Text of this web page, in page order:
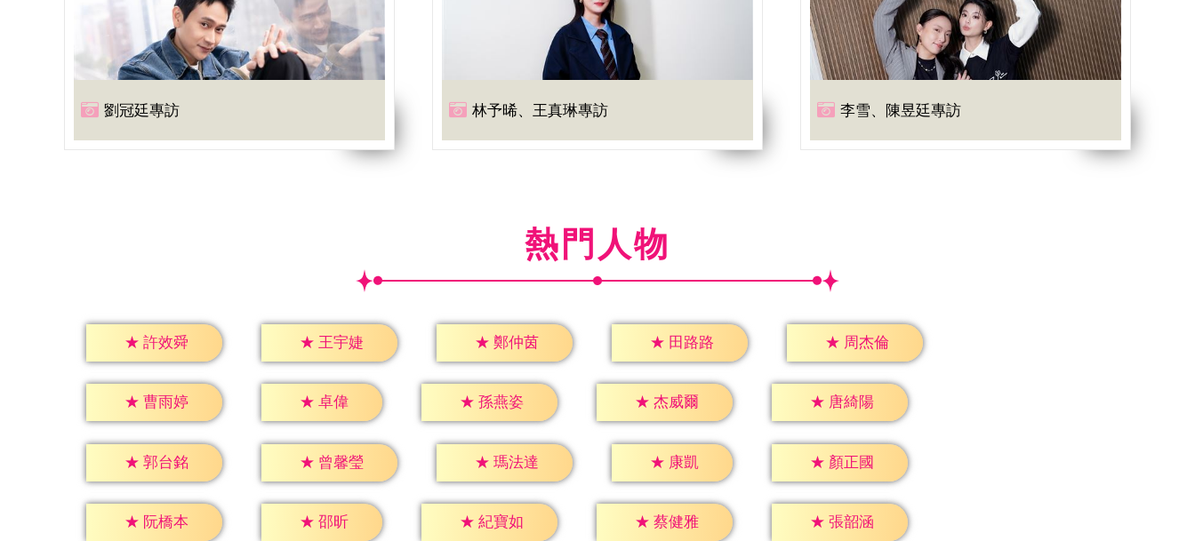
劉冠廷專訪 林予晞、王真琳專訪 李雪、陳昱廷專訪
熱門人物
★ 許效舜 ★ 王宇婕 ★ 鄭仲茵 ★ 田路路 ★ 周杰倫
★ 曹雨婷 ★ 卓偉 ★ 孫燕姿 ★ 杰威爾 ★ 唐綺陽
★ 郭台銘 ★ 曾馨瑩 ★ 瑪法達 ★ 康凱 ★ 顏正國
★ 阮橋本 ★ 邵昕 ★ 紀寶如 ★ 蔡健雅 ★ 張韶涵